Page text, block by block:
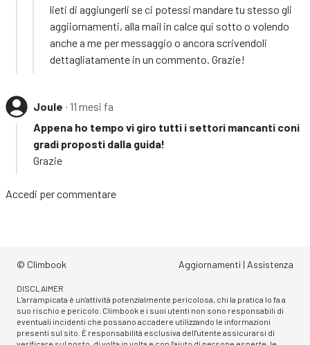
lieti di aggiungerli se ci potessi mandare tu stesso gli
aggiiornamenti, alla mail in calce qui sotto o volendo
anche a me per messaggio o ancora scrivendoli
dettagliatamente in un commento. Grazie!
Joule ∙ 11 mesi fa
Appena ho tempo vi giro tutti i settori mancanti coni
gradi proposti dalla guida!
Grazie
Accedi per commentare
© Climbook Aggiornamenti | Assistenza
DISCLAIMER
L'arrampicata è un'attività potenzialmente pericolosa, chi la pratica lo fa a
suo rischio e pericolo. Climbook e i suoi utenti non sono responsabili di
eventuali incidenti che possano accadere utilizzando le informazioni
presenti sul sito. È responsabilità esclusiva dell'utente assicurarsi di